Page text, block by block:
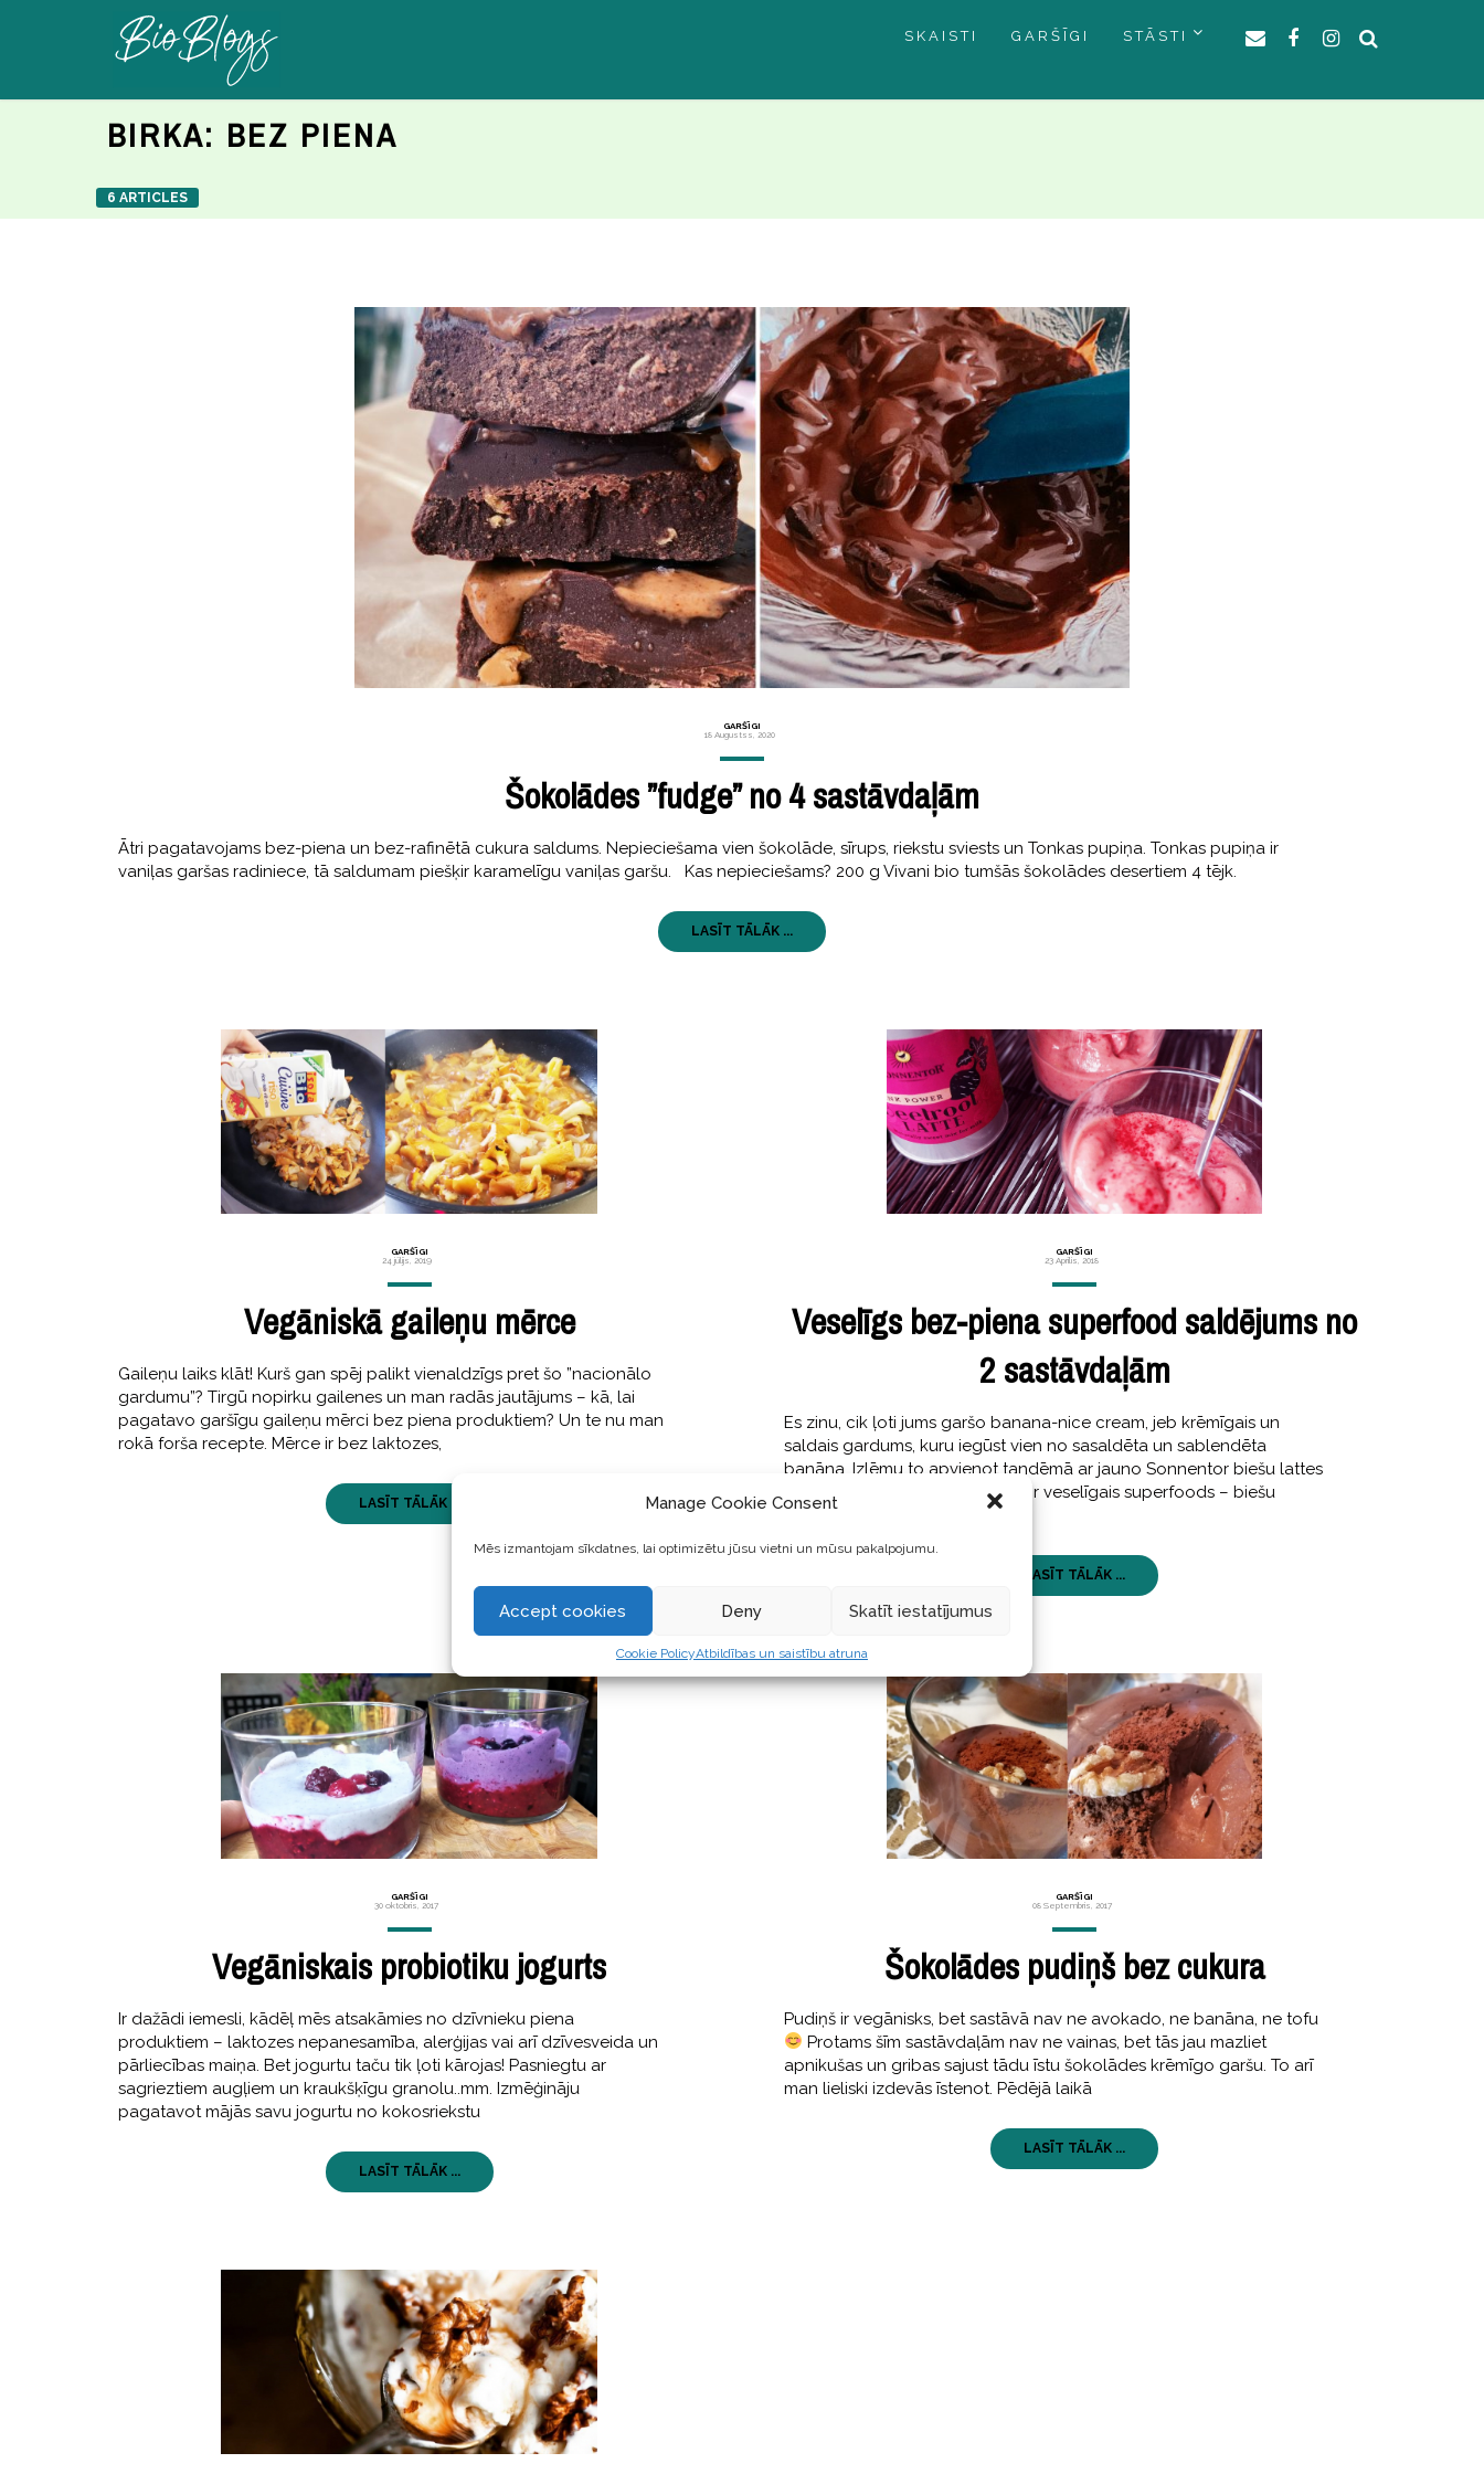
Manage Cookie Consent
Mēs izmantojam sīkdatnes, lai optimizētu jūsu vietni un mūsu pakalpojumu.
Accept cookies Deny Skatīt iestatījumus
Cookie PolicyAtbildības un saistību atruna
SKAISTI GARŠĪGI STĀSTI
BIRKA: BEZ PIENA
6 ARTICLES
GARŠĪGI
18 Augustss, 2020
Šokolādes ”fudge” no 4 sastāvdaļām
Ātri pagatavojams bez-piena un bez-rafinētā cukura saldums. Nepieciešama vien šokolāde, sīrups, riekstu sviests un Tonkas pupiņa. Tonkas pupiņa ir
vaniļas garšas radiniece, tā saldumam piešķir karamelīgu vaniļas garšu. Kas nepieciešams? 200 g Vivani bio tumšās šokolādes desertiem 4 tējk.
LASĪT TĀLĀK ...
GARŠĪGI
24 jūlijs, 2019
Vegāniskā gaileņu mērce
Gaileņu laiks klāt! Kurš gan spēj palikt vienaldzīgs pret šo ”nacionālo
gardumu”? Tirgū nopirku gailenes un man radās jautājums – kā, lai
pagatavo garšīgu gaileņu mērci bez piena produktiem? Un te nu man
rokā forša recepte. Mērce ir bez laktozes,
LASĪT TĀLĀK ...
GARŠĪGI
23 Aprīlis, 2018
Veselīgs bez-piena superfood saldējums no
2 sastāvdaļām
Es zinu, cik ļoti jums garšo banana-nice cream, jeb krēmīgais un
saldais gardums, kuru iegūst vien no sasaldēta un sablendēta
banāna. Izlēmu to apvienot tandēmā ar jauno Sonnentor biešu lattes
maisījumu. Šī maisījuma sastāvā ir veselīgais superfoods – biešu
pulveris,
LASĪT TĀLĀK ...
GARŠĪGI
30 oktobris, 2017
Vegāniskais probiotiku jogurts
Ir dažādi iemesli, kādēļ mēs atsakāmies no dzīvnieku piena
produktiem – laktozes nepanesamība, alerģijas vai arī dzīvesveida un
pārliecības maiņa. Bet jogurtu taču tik ļoti kārojas! Pasniegtu ar
sagrieztiem augļiem un kraukšķīgu granolu..mm. Izmēģināju
pagatavot mājās savu jogurtu no kokosriekstu
LASĪT TĀLĀK ...
GARŠĪGI
08 Septembris, 2017
Šokolādes pudiņš bez cukura
Pudiņš ir vegānisks, bet sastāvā nav ne avokado, ne banāna, ne tofu
Protams šīm sastāvdaļām nav ne vainas, bet tās jau mazliet
apnikušas un gribas sajust tādu īstu šokolādes krēmīgo garšu. To arī
man lieliski izdevās īstenot. Pēdējā laikā
LASĪT TĀLĀK ...